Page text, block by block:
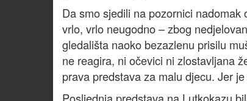
Da smo sjedili na pozornici
vrlo, vrlo neugodno – zbog
gledališta naoko bezazlenu prisilu
ne reagira, ni očevici ni zlostavljana
prava predstava za malu djecu. Jer